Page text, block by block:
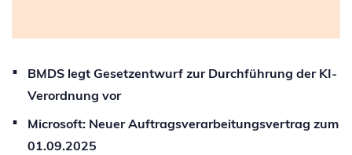
BMDS legt Gesetzentwurf zur Durchführung der KI-
Verordnung vor
Microsoft: Neuer Auftragsverarbeitungsvertrag zum
01.09.2025